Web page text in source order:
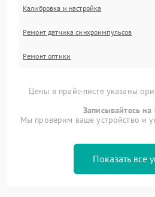
Калибровка и настройка
Ремонт датчика синхроимпульсов
Ремонт оптики
Цены в прайс-листе указаны
Записывайтесь на
Мы проверим ваше устройство и
Показать все